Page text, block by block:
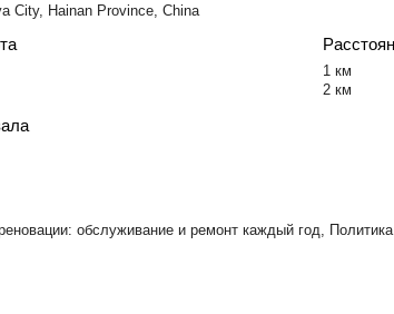
City, Hainan Province, China
​1 км
2 км
обслуживание и ремонт каждый год,